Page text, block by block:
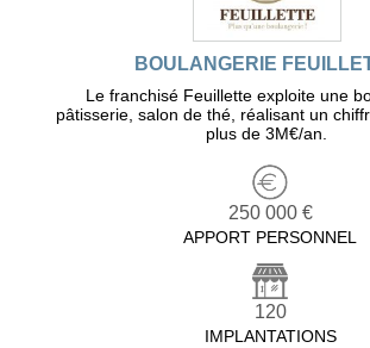
BOULANGERIE
Le franchisé Feuillette exploite une
pâtisserie, salon de thé, réalisant un
plus de 3M€/an.
250 000 €
APPORT PERSONNEL
120
IMPLANTATIONS